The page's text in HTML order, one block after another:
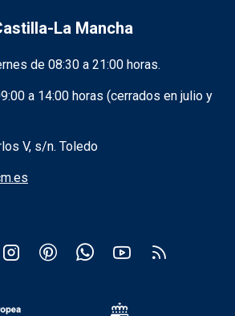
La Mancha
la institución
de 08:30 a 21:00 horas.
a 14:00 horas (cerrados en julio y
V, s/n. Toledo
institución